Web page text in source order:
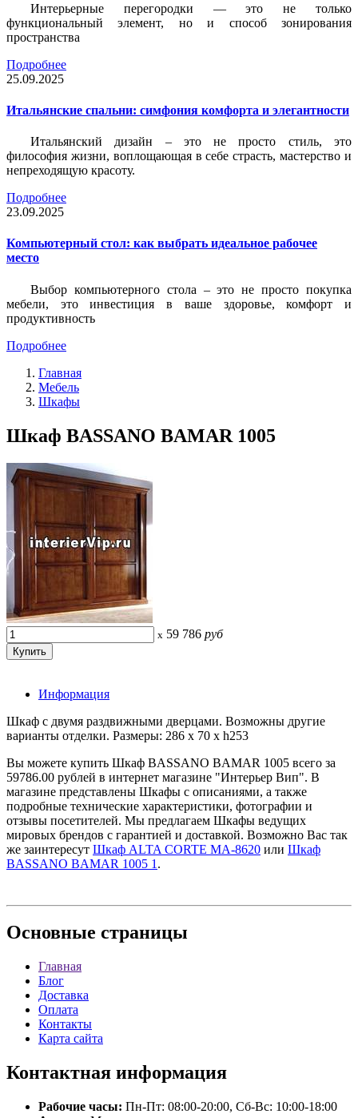
Интерьерные перегородки — это не только
функциональный элемент, но и способ зонирования
пространства
Подробнее
25.09.2025
Итальянские спальни: симфония комфорта и элегантности
Итальянский дизайн – это не просто стиль, это
философия жизни, воплощающая в себе страсть, мастерство и
непреходящую красоту.
Подробнее
23.09.2025
Компьютерный стол: как выбрать идеальное рабочее
место
Выбор компьютерного стола – это не просто покупка
мебели, это инвестиция в ваше здоровье, комфорт и
продуктивность
Подробнее
Главная
Мебель
Шкафы
Шкаф BASSANO BAMAR 1005
x 59 786 руб
Информация
Шкаф с двумя раздвижными дверцами. Возможны другие
варианты отделки. Размеры: 286 x 70 x h253
Вы можете купить Шкаф BASSANO BAMAR 1005 всего за
59786.00 рублей в интернет магазине "Интерьер Вип". В
магазине представлены Шкафы с описаниями, а также
подробные технические характеристики, фотографии и
отзывы посетителей. Мы предлагаем Шкафы ведущих
мировых брендов с гарантией и доставкой. Возможно Вас так
же заинтересут Шкаф ALTA CORTE MA-8620 или Шкаф
BASSANO BAMAR 1005 1 .
Основные страницы
Главная
Блог
Доставка
Оплата
Контакты
Карта сайта
Контактная информация
Рабочие часы: Пн-Пт: 08:00-20:00, Сб-Вс: 10:00-18:00